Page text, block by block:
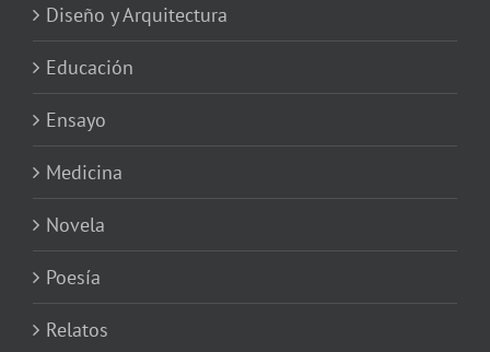
Diseño y Arquitectura
Educación
Ensayo
Medicina
Novela
Poesía
Relatos